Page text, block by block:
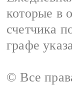
которые в
счетчика
графе
© Все